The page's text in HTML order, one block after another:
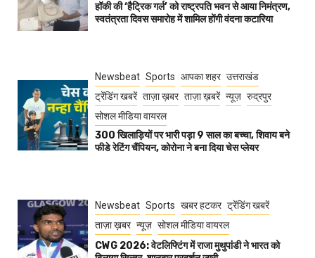
हॉकी की ‘हैट्रिक गर्ल’ को राष्ट्रपति भवन से आया निमंत्रण,
स्वतंत्रता दिवस समारोह में शामिल होंगी वंदना कटारिया
Newsbeat Sports आपका शहर उत्तराखंड
ट्रेंडिंग खबरें ताज़ा ख़बर ताज़ा ख़बरें न्यूज़ रुद्रपुर
सोशल मीडिया वायरल
300 खिलाड़ियों पर भारी पड़ा 9 साल का बच्चा, शिवाय बने
फीडे रेटिंग चैंपियन, कोरोना ने बना दिया चेस प्लेयर
Newsbeat Sports खबर हटकर ट्रेंडिंग खबरें
ताज़ा ख़बर न्यूज़ सोशल मीडिया वायरल
CWG 2026: वेटलिफ्टिंग में राजा मुथुपांडी ने भारत को